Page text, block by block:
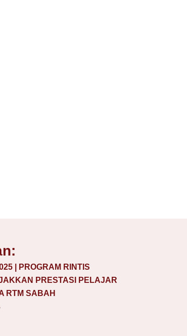
| PROGRAM RINTIS
PRESTASI PELAJAR
RTM SABAH